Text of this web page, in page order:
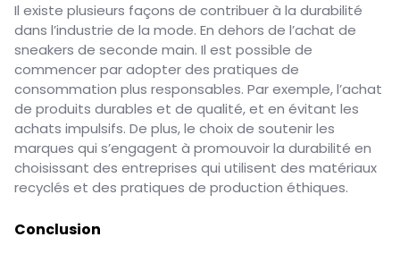
Il existe plusieurs façons de contribuer à la durabilité
dans l’industrie de la mode. En dehors de l’achat de
sneakers de seconde main. Il est possible de
commencer par adopter des pratiques de
consommation plus responsables. Par exemple, l’achat
de produits durables et de qualité, et en évitant les
achats impulsifs. De plus, le choix de soutenir les
marques qui s’engagent à promouvoir la durabilité en
choisissant des entreprises qui utilisent des matériaux
recyclés et des pratiques de production éthiques.
Conclusion